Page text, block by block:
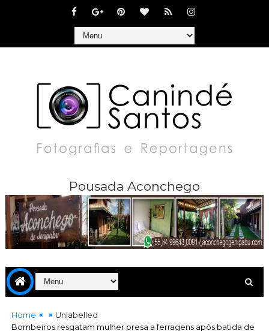
Pousada Aconchego
Home
Unlabelled
Bombeiros resgatam mulher presa a ferragens após batida de